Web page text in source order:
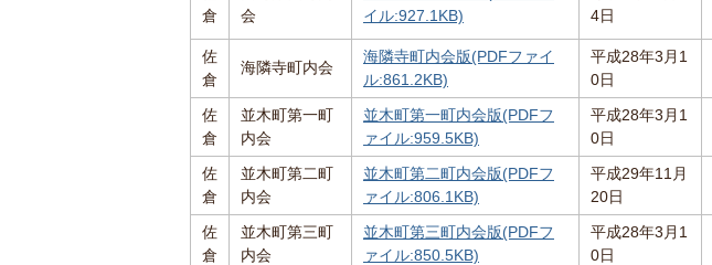
倉
会
イル:927.1KB)
4日
佐
倉
海隣寺町内会
海隣寺町内会版(PDFファイ
ル:861.2KB)
平成28年3月1
0日
佐
倉
並木町第一町
内会
並木町第一町内会版(PDFフ
ァイル:959.5KB)
平成28年3月1
0日
佐
倉
並木町第二町
内会
並木町第二町内会版(PDFフ
ァイル:806.1KB)
平成29年11月
20日
佐
倉
並木町第三町
内会
並木町第三町内会版(PDFフ
ァイル:850.5KB)
平成28年3月1
0日